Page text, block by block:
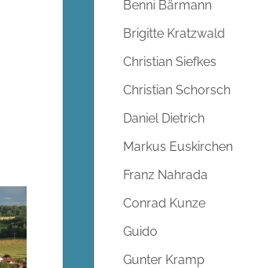
Benni Bärmann
Brigitte Kratzwald
Christian Siefkes
Christian Schorsch
Daniel Dietrich
Markus Euskirchen
Franz Nahrada
Conrad Kunze
Guido
Gunter Kramp